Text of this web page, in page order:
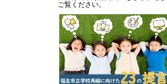
ご覧ください。